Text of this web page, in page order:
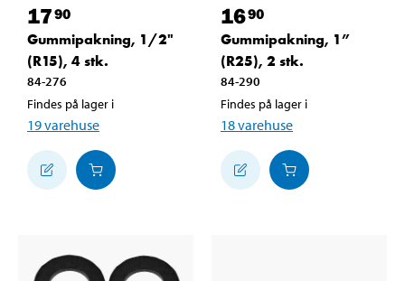
1790
Gummipakning, 1/2"
(R15), 4 stk.
84-276
Findes på lager i
19varehuse
1690
Gummipakning, 1”
(R25), 2 stk.
84-290
Findes på lager i
18varehuse